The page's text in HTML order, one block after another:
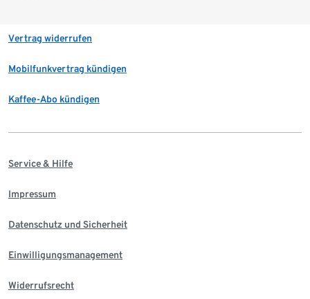
Vertrag widerrufen
Mobilfunkvertrag kündigen
Kaffee-Abo kündigen
Service & Hilfe
Impressum
Datenschutz und Sicherheit
Einwilligungsmanagement
Widerrufsrecht